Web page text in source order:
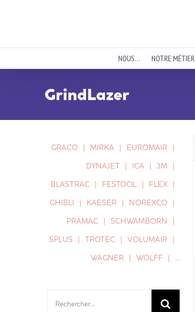
NOUS… NOTRE MÉTIER
GrindLazer
GRACO MIRKA
EUROMAIR
DYNAJET
ICA
3M
BLASTRAC
FESTOOL
FLEX
GHIBLI
KAESER
NOREXCO
PRAMAC
SCHWAMBORN
SPLUS
TROTEC
VOLUMAIR
WAGNER
WOLFF …